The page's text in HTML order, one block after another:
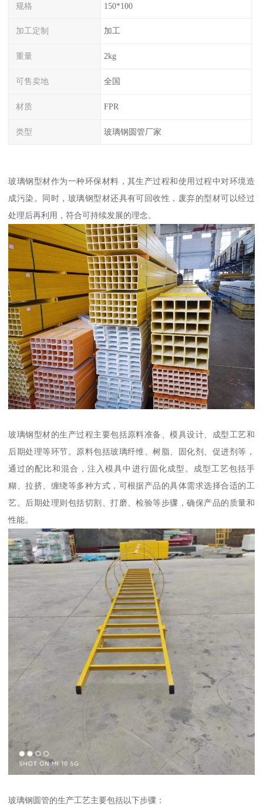
规格 150*100
加工定制 加工
重量 2kg
可售卖地 全国
材质 FPR
类型 玻璃钢圆管厂家
玻璃钢型材作为一种环保材料，其生产过程和使用过程中对环境造
成污染。同时，玻璃钢型材还具有可回收性，废弃的型材可以经过
处理后再利用，符合可持续发展的理念。
玻璃钢型材的生产过程主要包括原料准备、模具设计、成型工艺和
后期处理等环节。原料包括玻璃纤维、树脂、固化剂、促进剂等，
通过的配比和混合，注入模具中进行固化成型。成型工艺包括手
糊、拉挤、缠绕等多种方式，可根据产品的具体需求选择合适的工
艺。后期处理则包括切割、打磨、检验等步骤，确保产品的质量和
性能。
玻璃钢圆管的生产工艺主要包括以下步骤：